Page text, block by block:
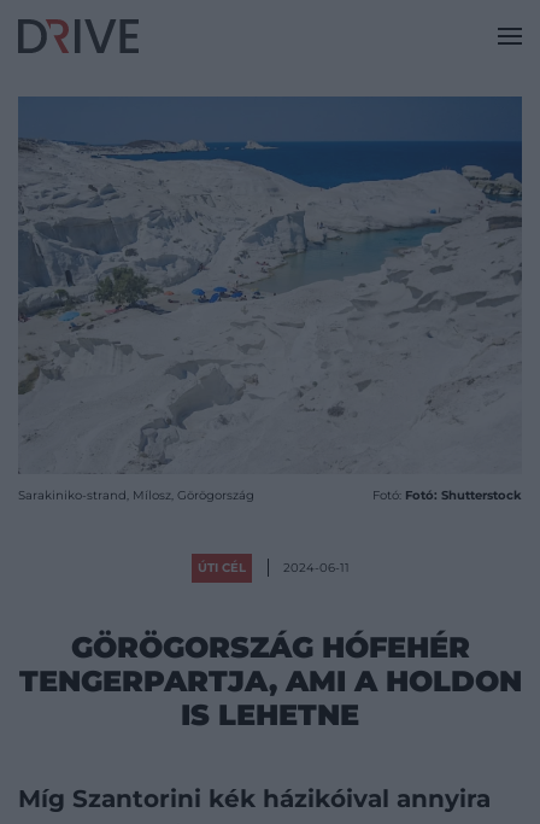
Sarakiniko-strand, Mílosz, Görögország Fotó: Fotó: Shutterstock
ÚTI CÉL 2024-06-11
GÖRÖGORSZÁG HÓFEHÉR
TENGERPARTJA, AMI A HOLDON
IS LEHETNE
Míg Szantorini kék házikóival annyira